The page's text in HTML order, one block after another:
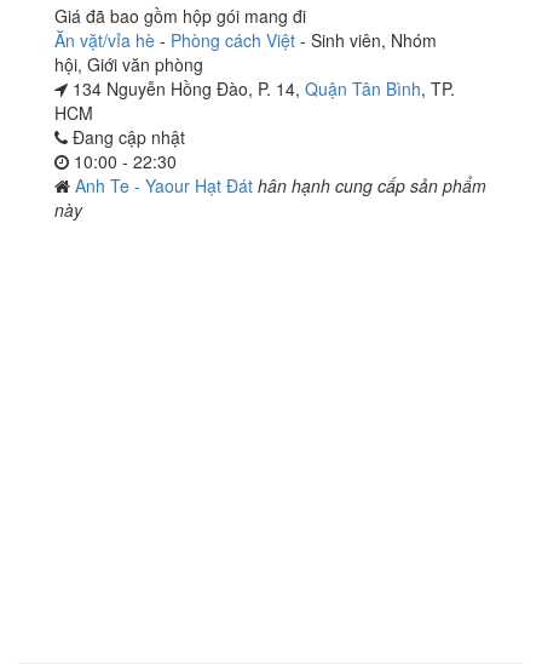
Giá đã bao gồm hộp gói mang đi
Ăn vặt/vỉa hè - Phòng cách Việt - Sinh viên, Nhóm
hội, Giới văn phòng
134 Nguyễn Hồng Đào, P. 14, Quận Tân Bình, TP.
HCM
Đang cập nhật
10:00 - 22:30
Anh Te - Yaour Hạt Đát hân hạnh cung cấp sản phẩm
này